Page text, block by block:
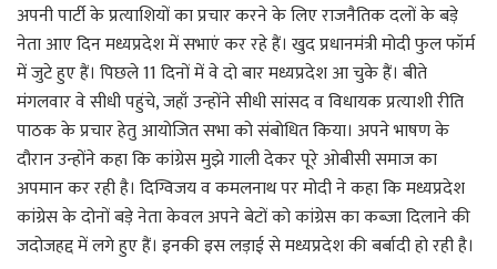
अपनी पार्टी के प्रत्याशियों का प्रचार करने के लिए राजनैतिक दलों के बड़े
नेता आए दिन मध्यप्रदेश में सभाएं कर रहे हैं। खुद प्रधानमंत्री मोदी फुल फॉर्म
में जुटे हुए हैं। पिछले 11 दिनों में वे दो बार मध्यप्रदेश आ चुके हैं। बीते
मंगलवार वे सीधी पहुंचे, जहाँ उन्होंने सीधी सांसद व विधायक प्रत्याशी रीति
पाठक के प्रचार हेतु आयोजित सभा को संबोधित किया। अपने भाषण के
दौरान उन्होंने कहा कि कांग्रेस मुझे गाली देकर पूरे ओबीसी समाज का
अपमान कर रही है। दिग्विजय व कमलनाथ पर मोदी ने कहा कि मध्यप्रदेश
कांग्रेस के दोनों बड़े नेता केवल अपने बेटों को कांग्रेस का कब्ज़ा दिलाने की
जदोजहद्द में लगे हुए हैं। इनकी इस लड़ाई से मध्यप्रदेश की बर्बादी हो रही है।